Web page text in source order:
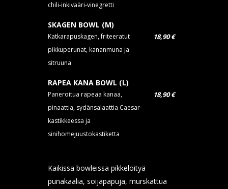
chili-inkivääri-vinegretti
SKAGEN BOWL (M)
Katkarapuskagen, friteeratut
pikkuperunat, kananmuna ja
sitruuna
18,90 €
RAPEA KANA BOWL (L)
Paneroitua rapeaa kanaa,
pinaattia, sydänsalaattia Caesar-
kastikkeessa ja
sinihomejuustokastiketta
18,90 €
Kaikissa bowleissa pikkelöityä
punakaalia, soijapapuja, murskattua